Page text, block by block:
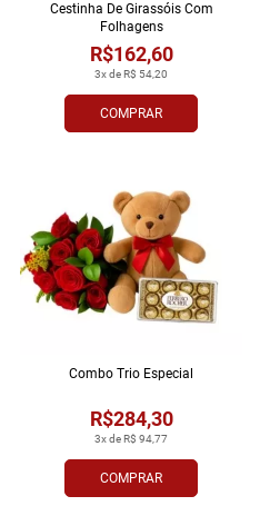
COMPRAR
3x de R$ 54,20
R$162,60
Cestinha De Girassóis Com
Folhagens
COMPRAR
3x de R$ 94,77
R$284,30
Combo Trio Especial